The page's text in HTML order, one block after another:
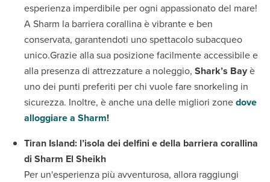
esperienza imperdibile per ogni appassionato del mare!
A Sharm la barriera corallina è vibrante e ben
conservata, garantendoti uno spettacolo subacqueo
unico.Grazie alla sua posizione facilmente accessibile e
alla presenza di attrezzature a noleggio, Shark’s Bayè
uno dei punti preferiti per chi vuole fare snorkeling in
sicurezza. Inoltre, è anche una delle migliori zonedove
alloggiare a Sharm!
Tiran Island: l’isola dei delfini e della barriera corallina
di Sharm El Sheikh
Per un'esperienza più avventurosa, allora raggiungi